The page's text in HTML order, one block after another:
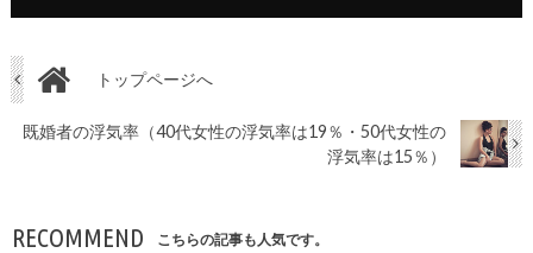
トップページへ
既婚者の浮気率（40代女性の浮気率は19％・50代女性の
浮気率は15％）
RECOMMEND こちらの記事も人気です。